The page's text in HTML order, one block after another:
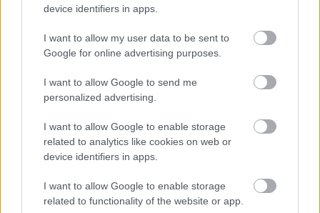
device identifiers in apps.
I want to allow my user data to be sent to
Google for online advertising purposes.
I want to allow Google to send me
personalized advertising.
I want to allow Google to enable storage
related to analytics like cookies on web or
device identifiers in apps.
I want to allow Google to enable storage
related to functionality of the website or app.
υγεία και την ευαισθητοποίηση, αλλάζουν τη
Και επειδή η
απώλεια βάρους είναι δύσκολο να επιτευχθεί,
πως τα μνήματα που προσπαθούν να τους